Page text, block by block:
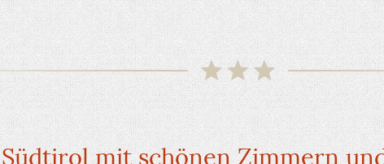
mit schönen Zimmern